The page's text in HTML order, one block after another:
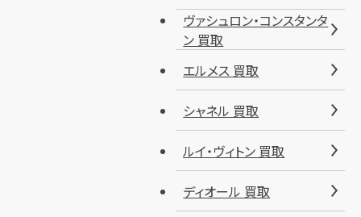
ヴァシュロン・コンスタンタ
ン 買取
エルメス 買取
シャネル 買取
ルイ・ヴィトン 買取
ディオール 買取